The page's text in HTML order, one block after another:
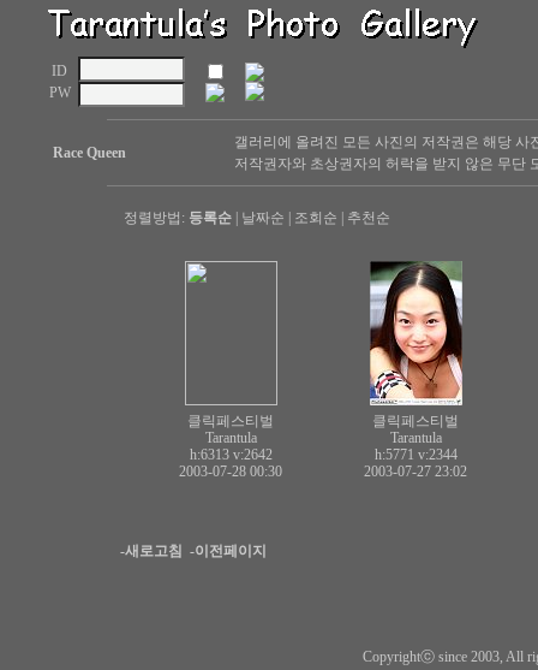
ID
PW
Race Queen
갤러리에 올려진 모든 사진의 저작권은 해당
저작권자와 초상권자의 허락을 받지 않은 무단
정렬방법: 등록순 날짜순 조회순 추천순
클릭페스티벌
Tarantula
h:6313 v:2642
2003-07-28 00:30
클릭페스티벌
Tarantula
h:5771 v:2344
2003-07-27 23:02
-새로고침 -이전페이지
Copyrightⓒ since 2003, All